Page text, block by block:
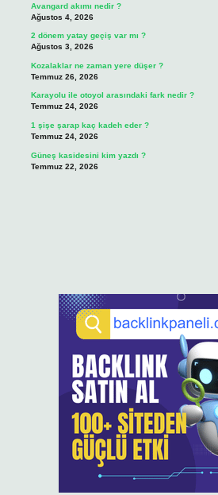
Avangard akımı nedir ?
Ağustos 4, 2026
2 dönem yatay geçiş var mı ?
Ağustos 3, 2026
Kozalaklar ne zaman yere düşer ?
Temmuz 26, 2026
Karayolu ile otoyol arasındaki fark nedir ?
Temmuz 24, 2026
1 şişe şarap kaç kadeh eder ?
Temmuz 24, 2026
Güneş kasidesini kim yazdı ?
Temmuz 22, 2026